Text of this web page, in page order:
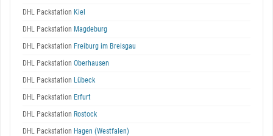
DHL Packstation Kiel
DHL Packstation Magdeburg
DHL Packstation Freiburg im Breisgau
DHL Packstation Oberhausen
DHL Packstation Lübeck
DHL Packstation Erfurt
DHL Packstation Rostock
DHL Packstation Hagen (Westfalen)